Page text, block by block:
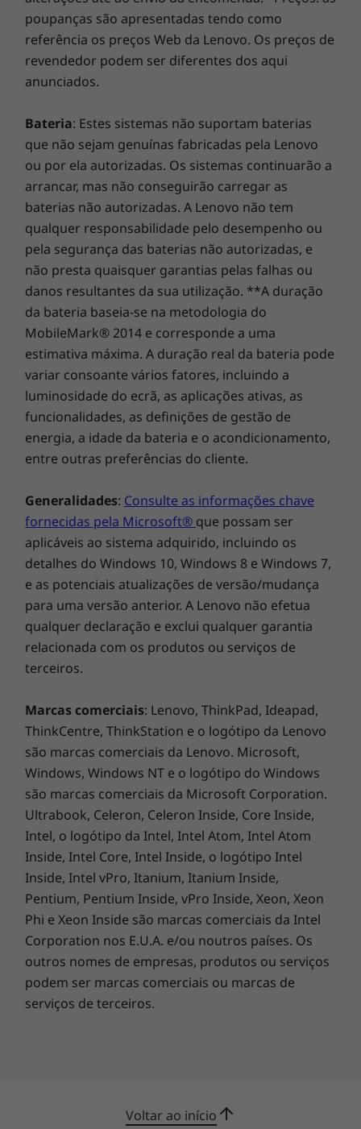
Com o Lenovo Performance Tuner, é muito
simples rentabilizar ao máximo a sua Torre
ThinkStation P330. Basta transferir o software
aplicação para ser executada em núcleos
específicos), Gestão de energia, Monitorização
e otimização de recursos, Gestão de placas
gráficas e Gestão do BIOS. Está disponível um
tutorial que o vai ajudar a dar os primeiros
passos, bem como uma interface altamente
intuitiva.Saiba mais
Do que está à espera?
A Torre ThinkStation P330 inclui a memória
Intel
Optane™ para uma experiência de PC
mais rápida, mais fluida e mais reativa. Ao
trabalhar em combinação com a unidade de
desde as tarefas informáticas do dia a dia e a
abertura de ficheiros multimédia avançados ao
carregamento de conjuntos de dados de alto
desempenho e aplicações ISV profissionais.
Vamos ter consigo
Se a sua Torre ThinkStation P330 alguma vez
precisar de manutenção, pode estar
descansado com a garantia de 3 anos padrão
com assistência nas suas instalações.
poupanças são apresentadas tendo como
referência os preços Web da Lenovo. Os preços de
revendedor podem ser diferentes dos aqui
anunciados.
Bateria: Estes sistemas não suportam baterias
que não sejam genuínas fabricadas pela Lenovo
ou por ela autorizadas. Os sistemas continuarão a
arrancar, mas não conseguirão carregar as
baterias não autorizadas. A Lenovo não tem
qualquer responsabilidade pelo desempenho ou
pela segurança das baterias não autorizadas, e
não presta quaisquer garantias pelas falhas ou
danos resultantes da sua utilização. **A duração
da bateria baseia-se na metodologia do
MobileMark® 2014 e corresponde a uma
estimativa máxima. A duração real da bateria pode
variar consoante vários fatores, incluindo a
luminosidade do ecrã, as aplicações ativas, as
funcionalidades, as definições de gestão de
energia, a idade da bateria e o acondicionamento,
entre outras preferências do cliente.
Generalidades: Consulte as informações chave
fornecidas pela Microsoft® que possam ser
aplicáveis ao sistema adquirido, incluindo os
detalhes do Windows 10, Windows 8 e Windows 7,
e as potenciais atualizações de versão/mudança
para uma versão anterior. A Lenovo não efetua
qualquer declaração e exclui qualquer garantia
relacionada com os produtos ou serviços de
terceiros.
Marcas comerciais: Lenovo, ThinkPad, Ideapad,
ThinkCentre, ThinkStation e o logótipo da Lenovo
são marcas comerciais da Lenovo. Microsoft,
Windows, Windows NT e o logótipo do Windows
são marcas comerciais da Microsoft Corporation.
Ultrabook, Celeron, Celeron Inside, Core Inside,
Intel, o logótipo da Intel, Intel Atom, Intel Atom
Inside, Intel Core, Intel Inside, o logótipo Intel
Inside, Intel vPro, Itanium, Itanium Inside,
Pentium, Pentium Inside, vPro Inside, Xeon, Xeon
Phi e Xeon Inside são marcas comerciais da Intel
Corporation nos E.U.A. e/ou noutros países. Os
outros nomes de empresas, produtos ou serviços
podem ser marcas comerciais ou marcas de
serviços de terceiros.
Voltar ao início